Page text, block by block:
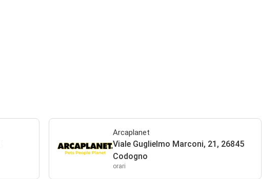
Arcaplanet
Viale Guglielmo Marconi, 21, 26845
Codogno
orari